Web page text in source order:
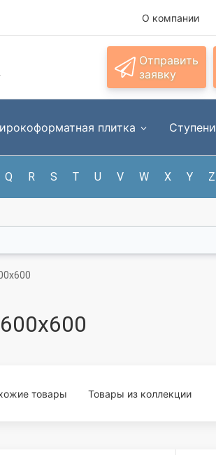
О компании
Отправить
заявку
плитка Ступени
Q R S T U V W X Y Z
товары Товары из коллекции